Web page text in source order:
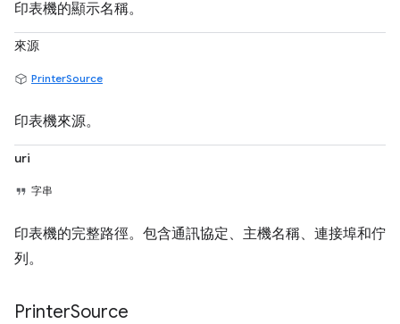
印表機的顯示名稱。
來源
PrinterSource
印表機來源。
uri
字串
印表機的完整路徑。包含通訊協定、主機名稱、連接埠和佇
列。
PrinterSource